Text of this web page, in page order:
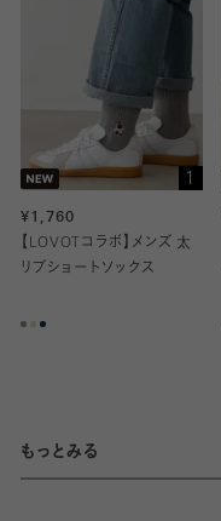
1
¥1,760
【LOVOTコラボ】メンズ 太
リブショートソックス
もっとみる